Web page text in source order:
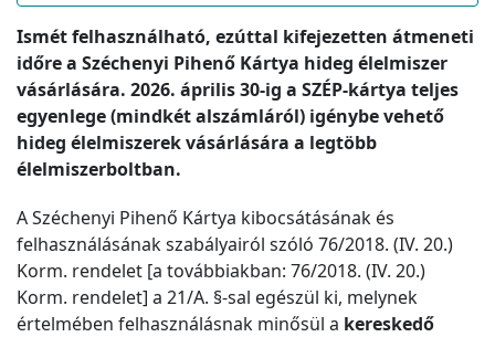
Ismét felhasználható, ezúttal kifejezetten átmeneti
időre a Széchenyi Pihenő Kártya hideg élelmiszer
vásárlására. 2026. április 30-ig a SZÉP-kártya teljes
egyenlege (mindkét alszámláról) igénybe vehető
hideg élelmiszerek vásárlására a legtöbb
élelmiszerboltban.
A Széchenyi Pihenő Kártya kibocsátásának és
felhasználásának szabályairól szóló 76/2018. (IV. 20.)
Korm. rendelet [a továbbiakban: 76/2018. (IV. 20.)
Korm. rendelet] a 21/A. §-sal egészül ki, melynek
értelmében felhasználásnak minősül a kereskedő